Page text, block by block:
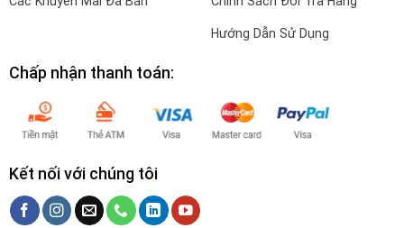
Hướng Dẫn Sử Dụng
Chấp nhận thanh toán:
Kết nối với chúng tôi